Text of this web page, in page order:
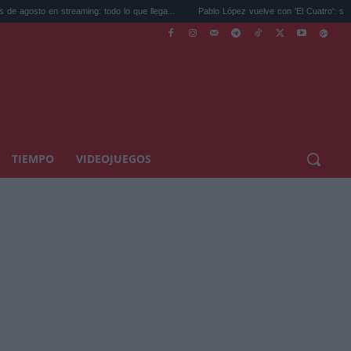
todo lo que llega... Pablo López vuelve con 'El Cuatro': su nuevo disco...
TIEMPO VIDEOJUEGOS